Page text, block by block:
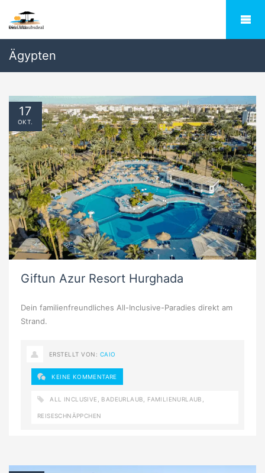
Ägypten
Giftun Azur Resort Hurghada
Dein familienfreundliches All-Inclusive-Paradies direkt am
Strand.
17
OKT.
ERSTELLT VON: CAIO
KEINE KOMMENTARE
ALL INCLUSIVE BADEURLAUB FAMILIENURLAUB
REISESCHNÄPPCHEN